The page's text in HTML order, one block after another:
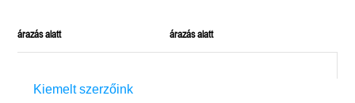
árazás alatt árazás alatt
Kiemelt szerzőink